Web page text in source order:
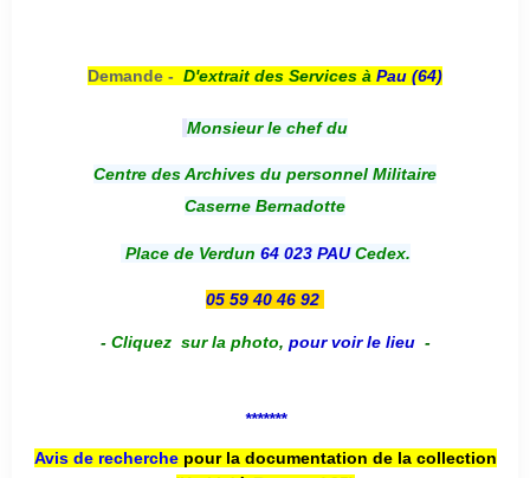
Demande - D'extrait des Services à Pau (64)
Monsieur le chef du
Centre des Archives du personnel Militaire
Caserne Bernadotte
Place de Verdun 64 023 PAUCedex.
05 59 40 46 92
- Cliquez sur la photo, pour voir le lieu -
*******
Avis de recherche pour la documentation de la collection